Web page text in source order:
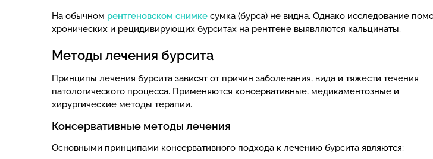
На обычном рентгеновском снимке сумка (бурса) не видна. Однако исследование
хронических и рецидивирующих бурситах на рентгене выявляются кальцинаты.
Методы лечения бурсита
Принципы лечения бурсита зависят от причин заболевания, вида и тяжести течения
патологического процесса. Применяются консервативные, медикаментозные и
хирургические методы терапии.
Консервативные методы лечения
Основными принципами консервативного подхода к лечению бурсита являются: